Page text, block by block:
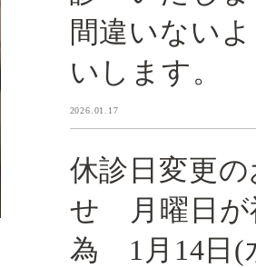
間違いない
いします。
2026.01.17
休診日変更の
せ 月曜日が
為 1月14日(